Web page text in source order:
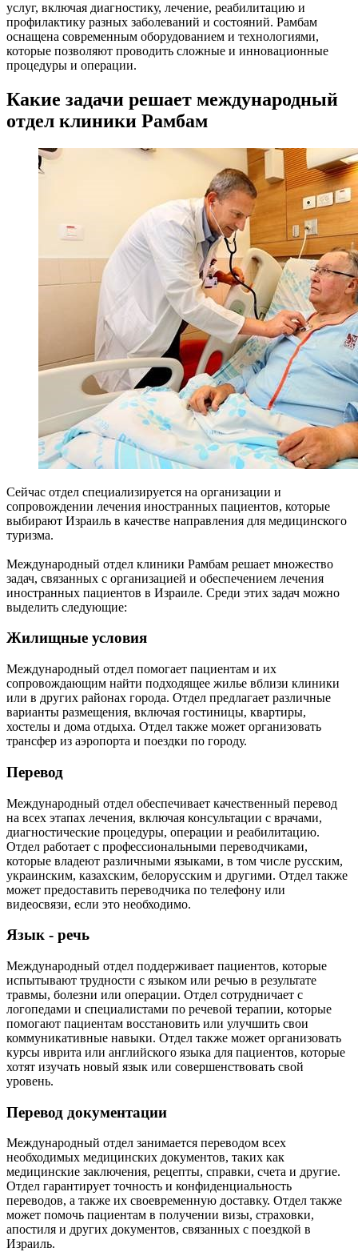
услуг, включая диагностику, лечение, реабилитацию и
профилактику разных заболеваний и состояний. Рамбам
оснащена современным оборудованием и технологиями,
которые позволяют проводить сложные и инновационные
процедуры и операции.
Какие задачи решает международный
отдел клиники Рамбам
Сейчас отдел специализируется на организации и
сопровождении лечения иностранных пациентов, которые
выбирают Израиль в качестве направления для медицинского
туризма.
Международный отдел клиники Рамбам решает множество
задач, связанных с организацией и обеспечением лечения
иностранных пациентов в Израиле. Среди этих задач можно
выделить следующие:
Жилищные условия
Международный отдел помогает пациентам и их
сопровождающим найти подходящее жилье вблизи клиники
или в других районах города. Отдел предлагает различные
варианты размещения, включая гостиницы, квартиры,
хостелы и дома отдыха. Отдел также может организовать
трансфер из аэропорта и поездки по городу.
Перевод
Международный отдел обеспечивает качественный перевод
на всех этапах лечения, включая консультации с врачами,
диагностические процедуры, операции и реабилитацию.
Отдел работает с профессиональными переводчиками,
которые владеют различными языками, в том числе русским,
украинским, казахским, белорусским и другими. Отдел также
может предоставить переводчика по телефону или
видеосвязи, если это необходимо.
Язык - речь
Международный отдел поддерживает пациентов, которые
испытывают трудности с языком или речью в результате
травмы, болезни или операции. Отдел сотрудничает с
логопедами и специалистами по речевой терапии, которые
помогают пациентам восстановить или улучшить свои
коммуникативные навыки. Отдел также может организовать
курсы иврита или английского языка для пациентов, которые
хотят изучать новый язык или совершенствовать свой
уровень.
Перевод документации
Международный отдел занимается переводом всех
необходимых медицинских документов, таких как
медицинские заключения, рецепты, справки, счета и другие.
Отдел гарантирует точность и конфиденциальность
переводов, а также их своевременную доставку. Отдел также
может помочь пациентам в получении визы, страховки,
апостиля и других документов, связанных с поездкой в
Израиль.